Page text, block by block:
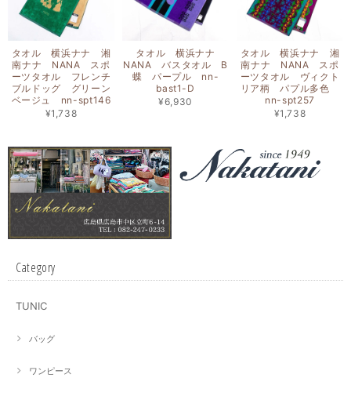
タオル 横浜ナナ 湘
南ナナ NANA スポ
ーツタオル フレンチ
ブルドッグ グリーン
ベージュ nn-spt146
¥1,738
タオル 横浜ナナ
NANA バスタオル B
蝶 パープル nn-
bast1-D
¥6,930
タオル 横浜ナナ 湘
南ナナ NANA スポ
ーツタオル ヴィクト
リア柄 パプル多色
nn-spt257
¥1,738
Category
TUNIC
バッグ
ワンピース